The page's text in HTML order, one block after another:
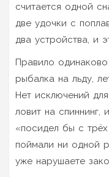
считается одной
две удочки с
два устройства, и
Правило
рыбалка на льду,
Нет исключений
ловит на спиннинг,
«посидел бы с
поймали ни одной
уже нарушаете